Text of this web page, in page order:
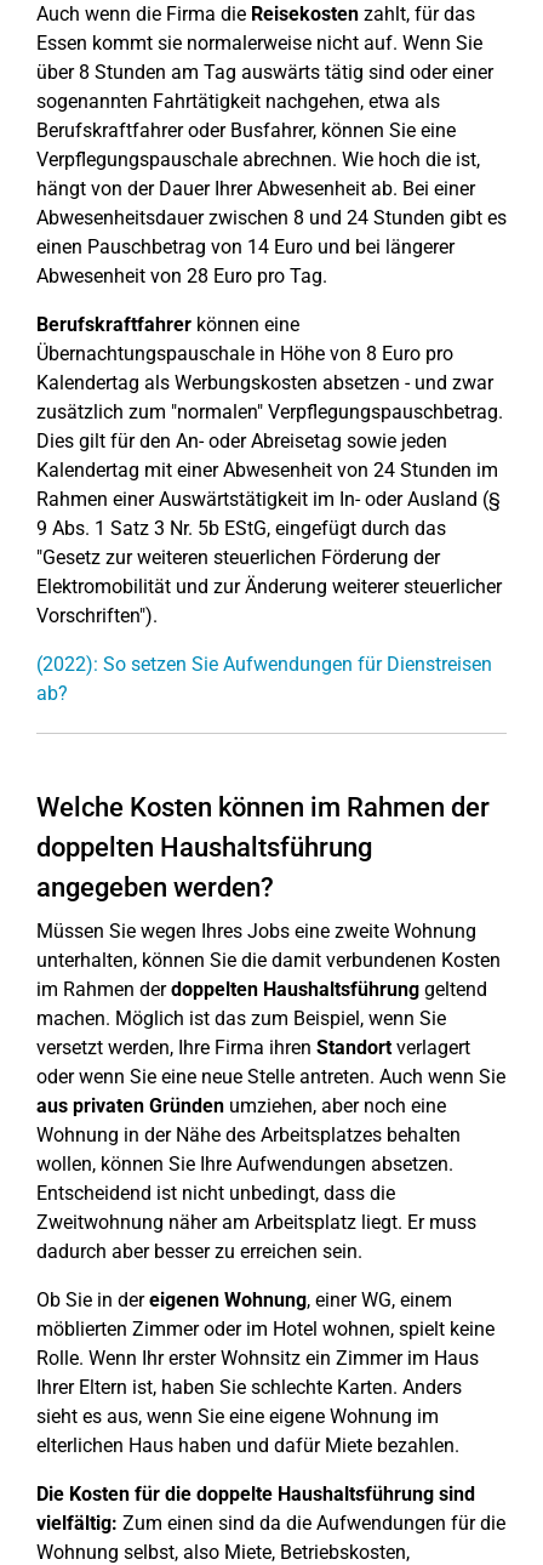
Auch wenn die Firma die Reisekosten zahlt, für das
Essen kommt sie normalerweise nicht auf. Wenn Sie
über 8 Stunden am Tag auswärts tätig sind oder einer
sogenannten Fahrtätigkeit nachgehen, etwa als
Berufskraftfahrer oder Busfahrer, können Sie eine
Verpflegungspauschale abrechnen. Wie hoch die ist,
hängt von der Dauer Ihrer Abwesenheit ab. Bei einer
Abwesenheitsdauer zwischen 8 und 24 Stunden gibt es
einen Pauschbetrag von 14 Euro und bei längerer
Abwesenheit von 28 Euro pro Tag.
Berufskraftfahrer können eine
Übernachtungspauschale in Höhe von 8 Euro pro
Kalendertag als Werbungskosten absetzen - und zwar
zusätzlich zum "normalen" Verpflegungspauschbetrag.
Dies gilt für den An- oder Abreisetag sowie jeden
Kalendertag mit einer Abwesenheit von 24 Stunden im
Rahmen einer Auswärtstätigkeit im In- oder Ausland (§
9 Abs. 1 Satz 3 Nr. 5b EStG, eingefügt durch das
"Gesetz zur weiteren steuerlichen Förderung der
Elektromobilität und zur Änderung weiterer steuerlicher
Vorschriften").
(2022): So setzen Sie Aufwendungen für Dienstreisen
ab?
Welche Kosten können im Rahmen der
doppelten Haushaltsführung
angegeben werden?
Müssen Sie wegen Ihres Jobs eine zweite Wohnung
unterhalten, können Sie die damit verbundenen Kosten
im Rahmen derdoppelten Haushaltsführung geltend
machen. Möglich ist das zum Beispiel, wenn Sie
versetzt werden, Ihre Firma ihren Standortverlagert
oder wenn Sie eine neue Stelle antreten. Auch wenn Sie
aus privaten Gründen umziehen, aber noch eine
Wohnung in der Nähe des Arbeitsplatzes behalten
wollen, können Sie Ihre Aufwendungen absetzen.
Entscheidend ist nicht unbedingt, dass die
Zweitwohnung näher am Arbeitsplatz liegt. Er muss
dadurch aber besser zu erreichen sein.
Ob Sie in dereigenen Wohnung, einer WG, einem
möblierten Zimmer oder im Hotel wohnen, spielt keine
Rolle. Wenn Ihr erster Wohnsitz ein Zimmer im Haus
Ihrer Eltern ist, haben Sie schlechte Karten. Anders
sieht es aus, wenn Sie eine eigene Wohnung im
elterlichen Haus haben und dafür Miete bezahlen.
Die Kosten für die doppelte Haushaltsführung sind
vielfältig: Zum einen sind da die Aufwendungen für die
Wohnung selbst, also Miete, Betriebskosten,